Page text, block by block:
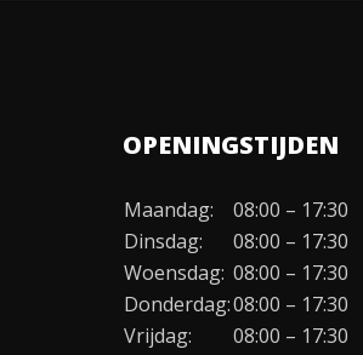
OPENINGSTIJDEN
Maandag:
08:00 – 17:30
Dinsdag:
08:00 – 17:30
Woensdag: 08:00 – 17:30
Donderdag:08:00 – 17:30
Vrijdag:
08:00 – 17:30